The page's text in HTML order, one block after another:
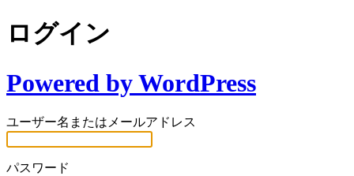
ログイン
Powered by WordPress
ユーザー名またはメールアドレス
パスワード